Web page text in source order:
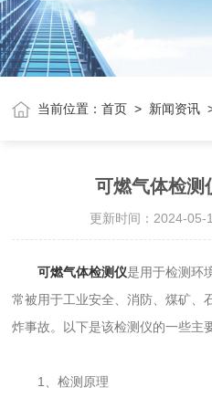
当前位置：首页 > 新闻资讯
可燃气体检测
更新时间：2024-
可燃气体检测仪是用于检测环
常被用于工业安全、消防、煤矿、
炸事故。以下是该检测仪的一些主
1、检测原理